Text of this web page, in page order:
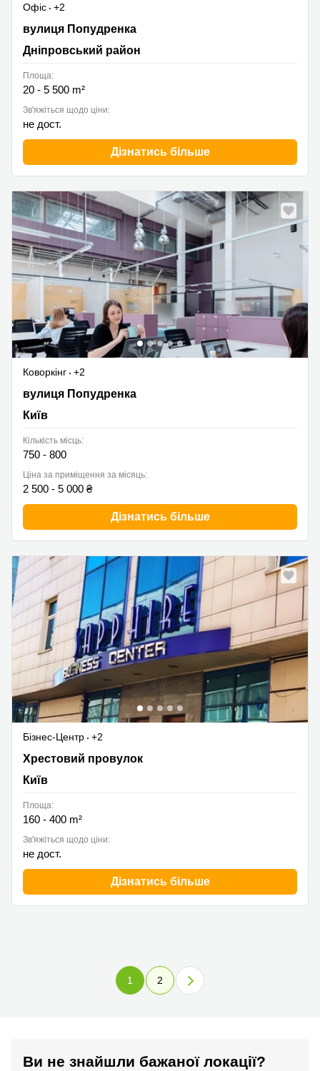
Офіс
+2
вулиця Попудренка 1А, Дніпровський район
вулиця Попудренка
Дніпровський район
Площа:
20 - 5 500 m²
Зв'яжіться щодо ціни:
не дост.
Дізнатись більше
Коворкінг
+2
вулиця Попудренка 1А, Київ
вулиця Попудренка
Київ
Кількість місць:
750 - 800
Ціна за приміщення за місяць:
2 500 - 5 000 ₴
Дізнатись більше
Бізнес-Центр
+2
Хрестовий провулок 2, Київ
Хрестовий провулок
Київ
Площа:
160 - 400 m²
Зв'яжіться щодо ціни:
не дост.
Дізнатись більше
1 2
Ви не знайшли бажаної локації?